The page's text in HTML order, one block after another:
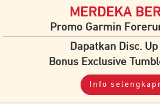
MERDEKA
Promo Garmin
Dapatkan Disc.
Bonus Exclusive
Info